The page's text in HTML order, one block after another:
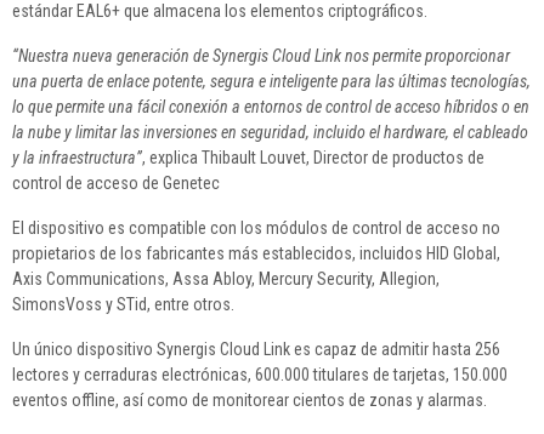
estándar EAL6+ que almacena los elementos criptográficos.
“Nuestra nueva generación de Synergis Cloud Link nos permite proporcionar
una puerta de enlace potente, segura e inteligente para las últimas tecnologías,
lo que permite una fácil conexión a entornos de control de acceso híbridos o en
la nube y limitar las inversiones en seguridad, incluido el hardware, el cableado
y la infraestructura”, explica Thibault Louvet, Director de productos de
control de acceso de Genetec
El dispositivo es compatible con los módulos de control de acceso no
propietarios de los fabricantes más establecidos, incluidos HID Global,
Axis Communications, Assa Abloy, Mercury Security, Allegion,
SimonsVoss y STid, entre otros.
Un único dispositivo Synergis Cloud Link es capaz de admitir hasta 256
lectores y cerraduras electrónicas, 600.000 titulares de tarjetas, 150.000
eventos offline, así como de monitorear cientos de zonas y alarmas.